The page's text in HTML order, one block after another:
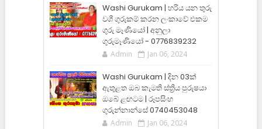
Washi Gurukam | හරිය යන තුරු
වශී ගුරුකම් කරන ලංකාවේ එකම
ගුරු මෑණියෝ | අනුලා
ගුරුමෑණියෝ - 0776839232
Admin Jan 06, 2024
Washi Gurukam | දින 03ක්
ඇතුළත ඔබ කැමති ස්ත්‍රිය පුරුෂයා
ඔබේ ළඟටම | රූපසිංහ
ගුරුන්නාන්සේ 0740453048
Admin Jan 06, 2024